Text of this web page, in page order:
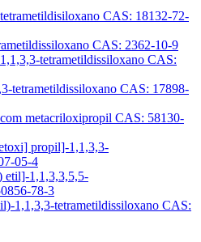
CAS: 18132-72-
CAS: 2362-10-9
tetrametildissiloxano CAS:
tetrametildissiloxano CAS: 17898-
metacriloxipropil CAS: 58130-
propil]-1,1,3,3-
05-4
etil]-1,1,3,3,5,5-
78-3
1,1,3,3-tetrametildissiloxano CAS: